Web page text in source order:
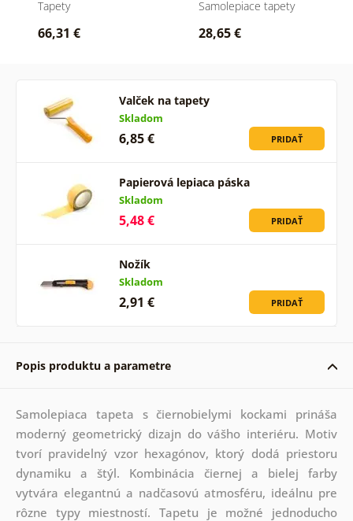
Tapety
66,31 €
Samolepiace tapety
28,65 €
Valček na tapety
Skladom
6,85 € PRIDAŤ
Papierová lepiaca páska
Skladom
5,48 € PRIDAŤ
Nožík
Skladom
2,91 € PRIDAŤ
Popis produktu a parametre
Samolepiaca tapeta s čiernobielymi kockami prináša
moderný geometrický dizajn do vášho interiéru. Motiv
tvorí pravidelný vzor hexagónov, ktorý dodá priestoru
dynamiku a štýl. Kombinácia čiernej a bielej farby
vytvára elegantnú a nadčasovú atmosféru, ideálnu pre
rôzne typy miestností. Tapetu je možné jednoducho